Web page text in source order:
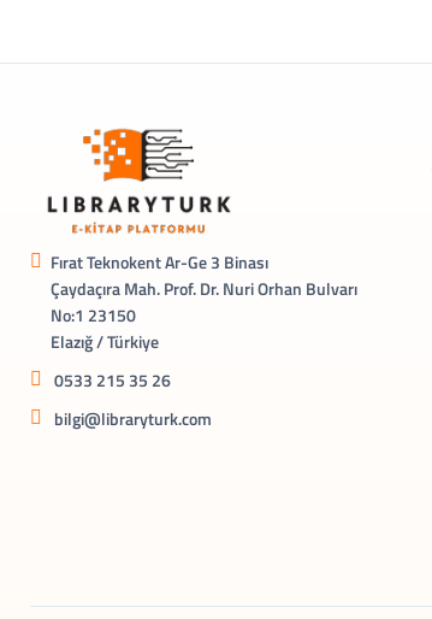
Fırat Teknokent Ar-Ge 3 Binası
Çaydaçıra Mah. Prof. Dr. Nuri Orhan Bulvarı
No:1 23150
Elazığ / Türkiye
0533 215 35 26
bilgi@libraryturk.com